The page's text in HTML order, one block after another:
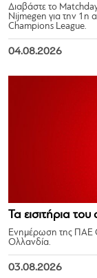
Διαβάστε το
Nijmegen για την 1η
Champions League.
04.08.2026
Τα εισιτήρια
Ενημέρωση της ΠΑΕ
Ολλανδία.
03.08.2026